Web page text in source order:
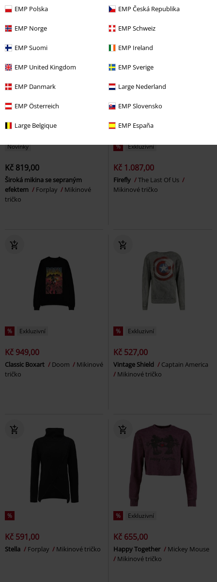
EMP Polska EMP Česká Republika
EMP Norge EMP Schweiz
EMP Suomi EMP Ireland
EMP United Kingdom EMP Sverige
EMP Danmark Large Nederland
EMP Österreich EMP Slovensko
Large Belgique EMP España
tričko Rock Mikinové tričko
Novinky
Kč 819,00
Široká mikina se sepraným
efektem
Forplay
Mikinové
tričko
% Exkluzivní
Kč 1.087,00
Firefly
The Last Of Us
Mikinové tričko
% Exkluzivní
Kč 949,00
Classic Boxart Doom
Mikinové
tričko
% Exkluzivní
Kč 527,00
Vintage Shield
Captain America
Mikinové tričko
%
Kč 591,00
Stella Forplay Mikinové tričko
% Exkluzivní
Kč 655,00
Happy Together
Mickey Mouse
Mikinové tričko